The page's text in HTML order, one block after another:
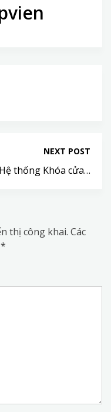
NEXT POST
Hệ thống Khóa cửa…
thị công khai. Các
*